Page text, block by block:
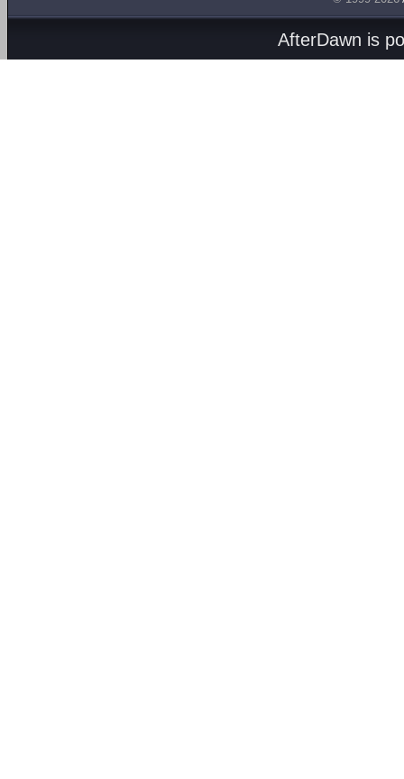
AfterDawn is